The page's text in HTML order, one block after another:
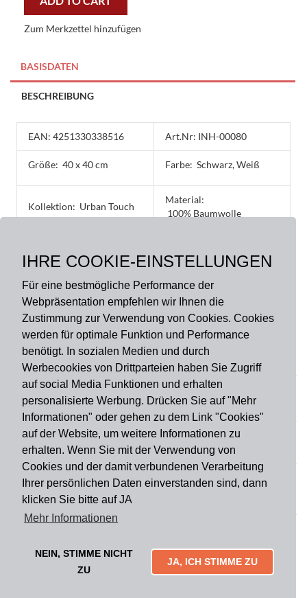
IHRE COOKIE-EINSTELLUNGEN
Für eine bestmögliche Performance der
Webpräsentation empfehlen wir Ihnen die
Zustimmung zur Verwendung von Cookies. Cookies
werden für optimale Funktion und Performance
benötigt. In sozialen Medien und durch
Werbecookies von Drittparteien haben Sie Zugriff
auf social Media Funktionen und erhalten
personalisierte Werbung. Drücken Sie auf "Mehr
Informationen" oder gehen zu dem Link "Cookies"
auf der Website, um weitere Informationen zu
erhalten. Wenn Sie mit der Verwendung von
Cookies und der damit verbundenen Verarbeitung
Ihrer persönlichen Daten einverstanden sind, dann
klicken Sie bitte auf JA
Mehr Informationen
NEIN, STIMME NICHT
ZU
JA, ICH STIMME ZU
Urban
quantity
Zum Merkzettel hinzufügen
BASISDATEN
BESCHREIBUNG
EAN: 4251330338516 Art.Nr: INH-00080
Größe: 40 x 40 cm Farbe: Schwarz, Weiß
Kollektion: Urban Touch
Material:
100% Baumwolle
Produktart:Kissenhülle
Reißverschluss
Zahlungsart
Versandart
Du findest uns auch auf
Informationen